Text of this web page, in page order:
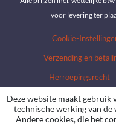
voor levering ter
Cookie-
Verzending en
Herroepingsrecht
Deze website maakt gebruik
technische werking van
Andere cookies, die het